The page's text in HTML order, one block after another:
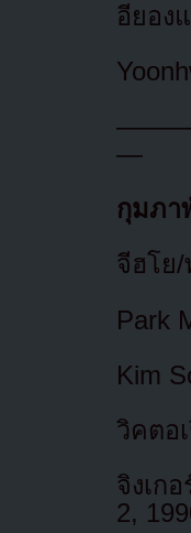
อียอง
—
กุมภา
จีฮโย
Park
Kim
วิคตอ
จิงเก
2,